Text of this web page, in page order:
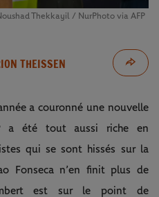
Thekkayil / NurPhoto via AFP
THEISSEN
a couronné une nouvelle
a été tout aussi riche en
qui se sont hissés sur la
Fonseca n’en finit plus de
est sur le point de